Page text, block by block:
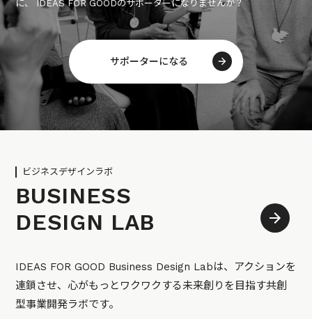
に、 IDEAS FOR GOODのサポーターになりませんか？
サポーターになる
ビジネスデザインラボ
BUSINESS
DESIGN LAB
IDEAS FOR GOOD Business Design Labは、アクションを
連鎖させ、心がもっとワクワクする未来創りを目指す共創
型事業開発ラボです。